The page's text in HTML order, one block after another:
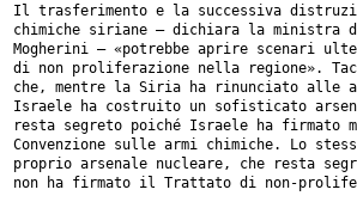
Il trasferimento e la successiva
chimiche siriane – dichiara la ministra
Mogherini – «potrebbe aprire scenari
di non proliferazione nella regione».
che, mentre la Siria ha rinunciato alle
Israele
ha costruito un sofisticato
resta segreto poiché Israele ha firmato
Convenzione sulle armi chimiche. Lo
proprio arsenale nucleare, che resta
non ha firmato il Trattato di non-